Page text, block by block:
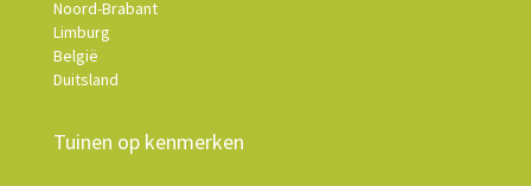
Noord-Brabant
Limburg
België
Duitsland
Tuinen op kenmerken